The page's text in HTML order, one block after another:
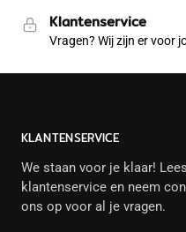
Klantenservice
Vragen? Wij zijn er voor
KLANTENSERVICE
We staan voor je klaar!
klantenservice en neem
ons op voor al je vragen.